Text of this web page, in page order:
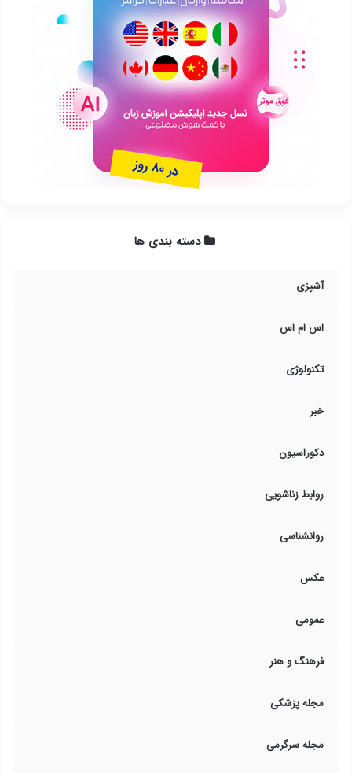
دسته بندی ها
آشپزی
اس ام اس
تکنولوژی
خبر
دکوراسیون
روابط زناشویی
روانشناسی
عکس
عمومی
فرهنگ و هنر
مجله پزشکی
مجله سرگرمی